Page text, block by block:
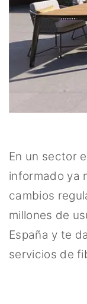
En un sector
informado ya
cambios
millones de
España y te
servicios de